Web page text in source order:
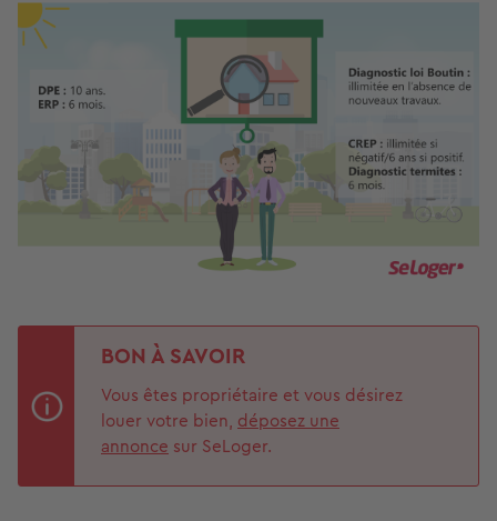
BON À SAVOIR
Vous êtes propriétaire et vous désirez
louer votre bien, déposez une
annonce sur SeLoger.